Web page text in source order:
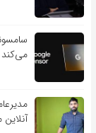
می‌کند